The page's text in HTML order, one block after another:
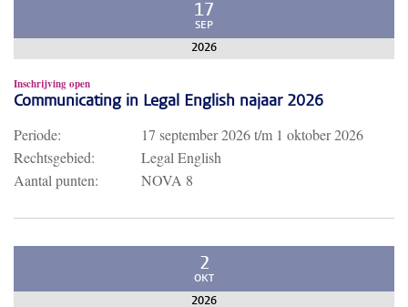
17
SEP
2026
Inschrijving open
Communicating in Legal English najaar 2026
Periode: 17 september 2026t/m 1 oktober 2026
Rechtsgebied:
Legal English
Aantal punten:
NOVA 8
2
OKT
2026